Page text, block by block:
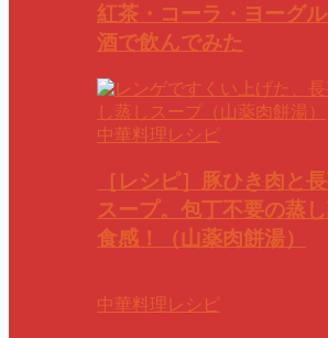
紅茶・コーラ・ヨーグ
酒で飲んでみた
中華料理レシピ
［レシピ］豚ひき肉と
スープ。包丁不要の蒸
食感！（山薬肉餅湯）
中華料理レシピ